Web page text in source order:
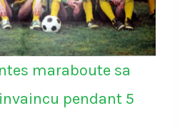
maraboute sa
pendant 5